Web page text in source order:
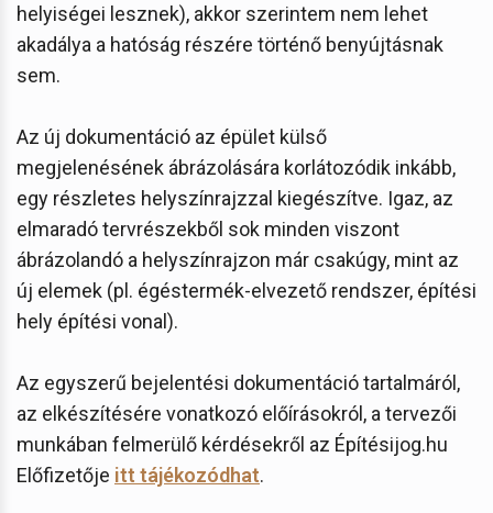
helyiségei lesznek), akkor szerintem nem lehet
akadálya a hatóság részére történő benyújtásnak
sem.
Az új dokumentáció az épület külső
megjelenésének ábrázolására korlátozódik inkább,
egy részletes helyszínrajzzal kiegészítve. Igaz, az
elmaradó tervrészekből sok minden viszont
ábrázolandó a helyszínrajzon már csakúgy, mint az
új elemek (pl. égéstermék-elvezető rendszer, építési
hely építési vonal).
Az egyszerű bejelentési dokumentáció tartalmáról,
az elkészítésére vonatkozó előírásokról, a tervezői
munkában felmerülő kérdésekről az Építésijog.hu
Előfizetője itt tájékozódhat.